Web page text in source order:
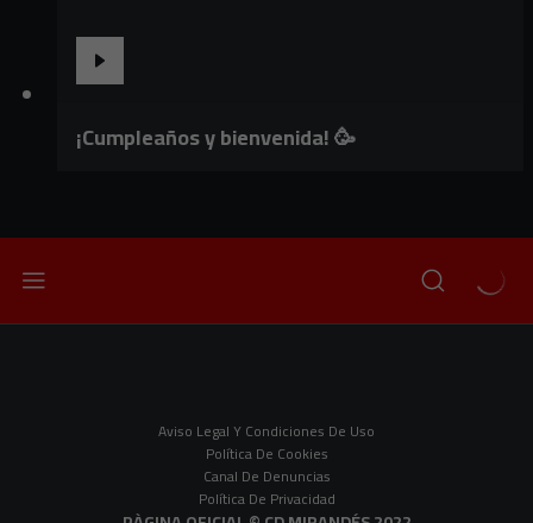
¡Cumpleaños y bienvenida! 🥳
Aviso Legal Y Condiciones De Uso
Política De Cookies
Canal De Denuncias
Política De Privacidad